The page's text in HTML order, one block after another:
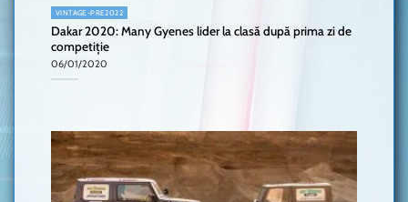
VINTAGE-PRE2022
Dakar 2020: Many Gyenes lider la clasă după prima zi de
competiție
06/01/2020